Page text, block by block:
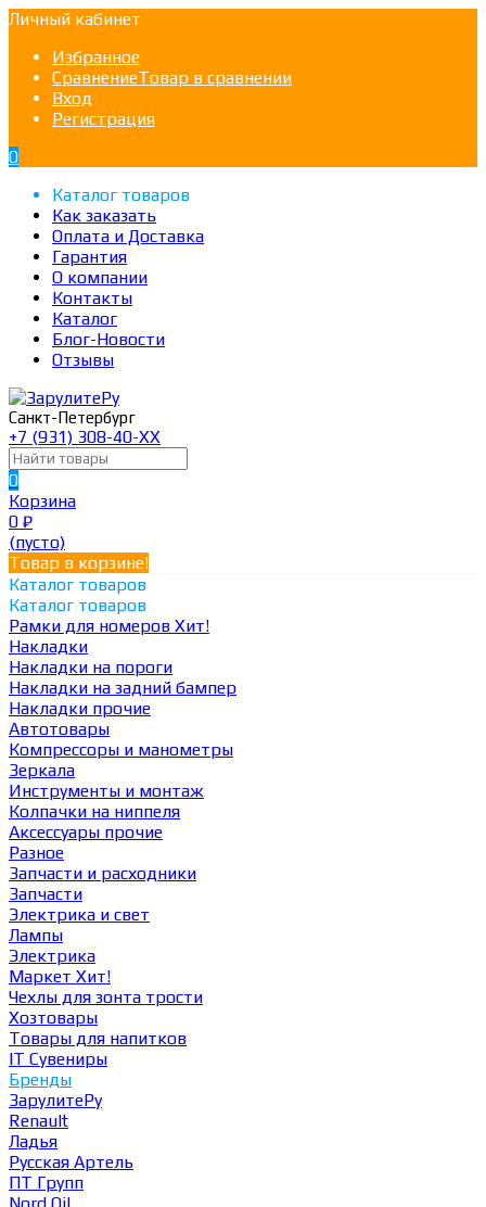
Личный кабинет
Избранное
СравнениеТовар в сравнении
Вход
Регистрация
0
Каталог товаров
Как заказать
Оплата и Доставка
Гарантия
О компании
Контакты
Каталог
Блог-Новости
Отзывы
Санкт-Петербург
+7 (931) 308-40-ХХ
0
Корзина
0 ₽
(пусто)
Товар в корзине!
Каталог товаров
Каталог товаров
Рамки для номеров Хит!
Накладки
Накладки на пороги
Накладки на задний бампер
Накладки прочие
Автотовары
Компрессоры и манометры
Зеркала
Инструменты и монтаж
Колпачки на ниппеля
Аксессуары прочие
Разное
Запчасти и расходники
Запчасти
Электрика и свет
Лампы
Электрика
Маркет Хит!
Чехлы для зонта трости
Хозтовары
Товары для напитков
IT Сувениры
Бренды
ЗарулитеРу
Renault
Ладья
Русская Артель
ПТ Групп